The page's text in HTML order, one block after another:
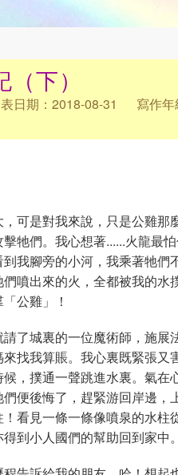
下）
日期：2018-08-31 寫作
可是對我來說，只是公雞
牠們。我心想著......火龍最
我腳旁的小河，我乘著牠
噴出來的火，全都被我的
公雞」！
了城裏的一位魔術師，施
找我算賬。我心裏既緊張又
，撲通一聲跳進水裏。氣
便後悔了，趕緊游回岸邊
看見一條一條像噴泉的水柱
到小人國們的幫助回到家中。